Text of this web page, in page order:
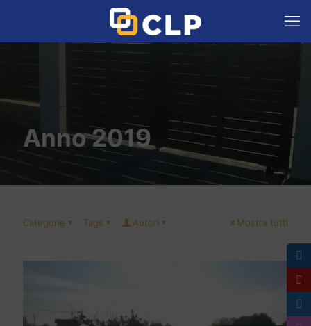
Anno 2019
Categorie Tags Autori Mostra tutti